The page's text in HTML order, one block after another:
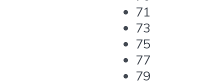
71
73
75
77
79